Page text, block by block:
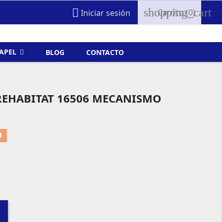
 Iniciar sesión shopping_cart
Carrito(0)
BLOG CONTACTO
16506 MECANISMO